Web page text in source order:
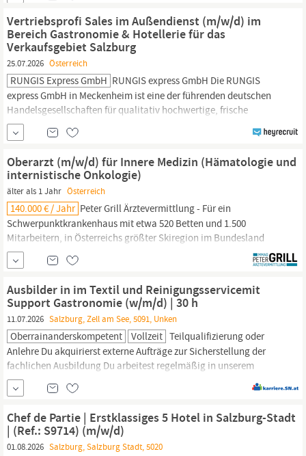
motivierten & kreativen Team neues Haus - neue Perspektiven -
Wiedereröffnung 29. November 2024...
Vertriebsprofi Sales im Außendienst (m/w/d) im
Bereich Gastronomie & Hotellerie für das
Verkaufsgebiet Salzburg
25.07.2026 Österreich
RUNGIS Express GmbH RUNGIS express GmbH Die RUNGIS
express GmbH in Meckenheim ist eine der führenden deutschen
Handelsgesellschaften für qualitativ hochwertige, frische
Lebensmittel. Sie repräsentiert seit über 45 Jahren eine bekannte
Marke im hochklassigen
und gehört seit 2016
zur METRO AG. Unser Unternehmen bietet ein breites Spektrum
mit über 12.000...
Oberarzt (m/w/d) für Innere Medizin (Hämatologie und
internistische Onkologie)
älter als 1 Jahr Österreich
140.000 € / Jahr Peter Grill Ärztevermittlung - Für ein
Schwerpunktkrankenhaus mit etwa 520 Betten und 1.500
Mitarbeitern, in Österreichs größter Skiregion im Bundesland
Salzburg,
bestens über München-
-Villach erreichbar,
suchen wir einen Oberarzt (m/w/d) für Innere Medizin
Ausbilder in im Textil und Reinigungsservicemit
Support Gastronomie (w/m/d) | 30 h
11.07.2026 Salzburg, Zell am See, 5091, Unken
Oberrainanderskompetent Vollzeit Teilqualifizierung oder
Anlehre Du akquirierst externe Aufträge zur Sicher­stellung der
fachlichen Ausbildung Du arbeitest regelmäßig in unserem
Gastro­nomiebetrieb
fallweise bei Veranstaltungen bzw. Caterings am Wochenende Du
Arbeit...
Chef de Partie | Erstklassiges 5 Hotel in Salzburg-Stadt
| (Ref.: S9714) (m/w/d)
01.08.2026 Salzburg, Salzburg Stadt, 5020